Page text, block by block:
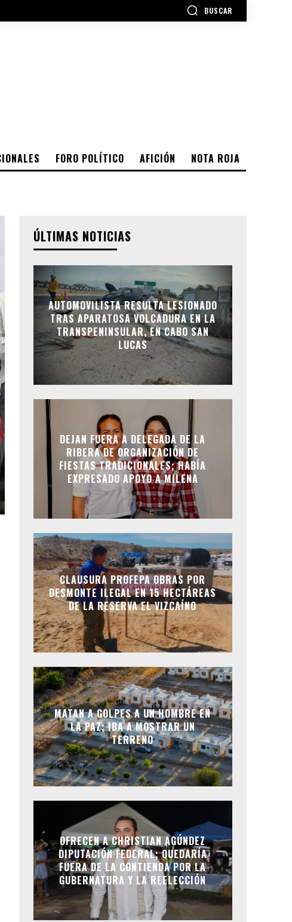
BUSCAR
FORO POLÍTICO AFICIÓN NOTA ROJA
ÚLTIMAS NOTICIAS
AUTOMOVILISTA RESULTA LESIONADO
TRAS APARATOSA VOLCADURA EN LA
TRANSPENINSULAR, EN CABO SAN
LUCAS
DEJAN FUERA A DELEGADA DE LA
RIBERA DE ORGANIZACIÓN DE
FIESTAS TRADICIONALES; HABÍA
EXPRESADO APOYO A MILENA
CLAUSURA PROFEPA OBRAS POR
DESMONTE ILEGAL EN 15 HECTÁREAS
DE LA RESERVA EL VIZCAÍNO
MATAN A GOLPES A UN HOMBRE EN
LA PAZ; IBA A MOSTRAR UN
TERRENO
OFRECEN A CHRISTIAN AGÚNDEZ
DIPUTACIÓN FEDERAL; QUEDARÍA
FUERA DE LA CONTIENDA POR LA
GUBERNATURA Y LA REELECCIÓN